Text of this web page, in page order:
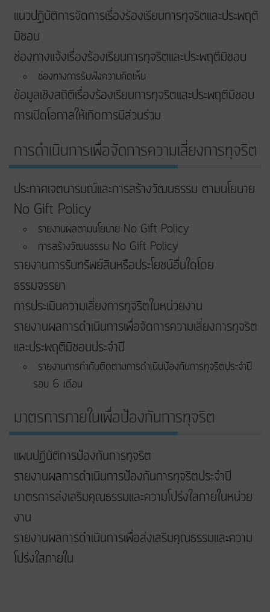
แนวปฏิบัติการจัดการเรื่องร้องเรียนการทุจริตและประพฤติ
มิชอบ
ช่องทางแจ้งเรื่องร้องเรียนการทุจริตและประพฤติมิชอบ
ช่องทางการรับฟังความคิดเห็น
ข้อมูลเชิงสถิติเรื่องร้องเรียนการทุจริตและประพฤติมิชอบ
การเปิดโอกาสให้เกิดการมีส่วนร่วม
การดำเนินการเพื่อจัดการความเสี่ยงการทุจริต
ประกาศเจตนารมณ์และการสร้างวัฒนธรรม ตามนโยบาย
No Gift Policy
รายงานผลตามนโยบาย No Gift Policy
การสร้างวัฒนธรรม No Gift Policy
รายงานการรับทรัพย์สินหรือประโยชน์อื่นใดโดย
ธรรมจรรยา
การประเมินความเสี่ยงการทุจริตในหน่วยงาน
รายงานผลการดำเนินการเพื่อจัดการความเสี่ยงการทุจริต
และประพฤติมิชอบประจำปี
รายงานการกำกับติดตามการดำเนินป้องกันการทุจริตประจำปี
รอบ 6 เดือน
มาตรการภายในเพื่อป้องกันการทุจริต
แผนปฏิบัติการป้องกันการทุจริต
รายงานผลการดำเนินการป้องกันการทุจริตประจำปี
มาตรการส่งเสริมคุณธรรมและความโปร่งใสภายในหน่วย
งาน
รายงานผลการดำเนินการเพื่อส่งเสริมคุณธรรมและความ
โปร่งใสภายใน